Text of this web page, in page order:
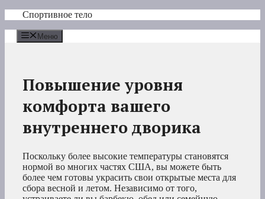
Перейти
содержимому
Спортивное тело
Меню
Повышение уровня
комфорта вашего
внутреннего дворика
Поскольку более высокие температуры становятся
нормой во многих частях США, вы можете быть
более чем готовы украсить свои открытые места для
сбора весной и летом. Независимо от того,